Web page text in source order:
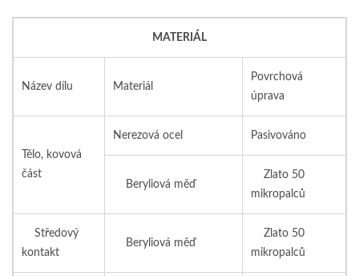
MATERIÁL
Název dílu Materiál
Povrchová
úprava
Tělo, kovová
část
Nerezová ocel Pasivováno
Beryliová měď
Zlato 50
mikropalců
Středový
kontakt
Beryliová měď
Zlato 50
mikropalců